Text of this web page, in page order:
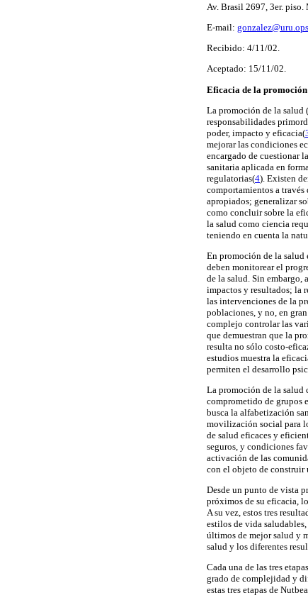
Av. Brasil 2697, 3er.
E-mail:
Recibido: 4/11/02.
Aceptado: 15/11/02.
Eficacia de la
La promoción de la salud
responsabilidades
poder, impacto y eficacia(
mejorar las condiciones
encargado de cuestionar
sanitaria aplicada en
regulatorias(4). Existen
comportamientos a
apropiados; generalizar
como concluir sobre la
la salud como ciencia
teniendo en cuenta la
En promoción de la
deben monitorear el
de la salud. Sin
impactos y resultados; la
las intervenciones de la
poblaciones, y no, en
complejo controlar las
que demuestran que la
resulta no sólo costo-
estudios muestra la
permiten el desarrollo
La promoción de la salud
comprometido de grupos
busca la alfabetización
movilización social para
de salud eficaces y
seguros, y condiciones
activación de las
con el objeto de construir
Desde un punto de vista
próximos de su eficacia,
A su vez, estos tres
estilos de vida
últimos de mejor salud y
salud y los diferentes
Cada una de las tres
grado de complejidad y
estas tres etapas de